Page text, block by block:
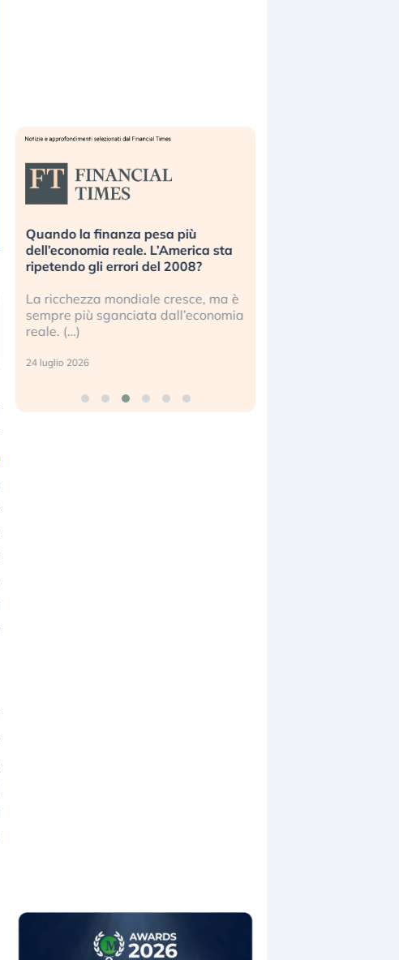
Quando la finanza pesa più
dell’economia reale. L’America sta
ripetendo gli errori del 2008?
La ricchezza mondiale cresce, ma è
sempre più sganciata dall’economia
reale. (…)
24 luglio 2026